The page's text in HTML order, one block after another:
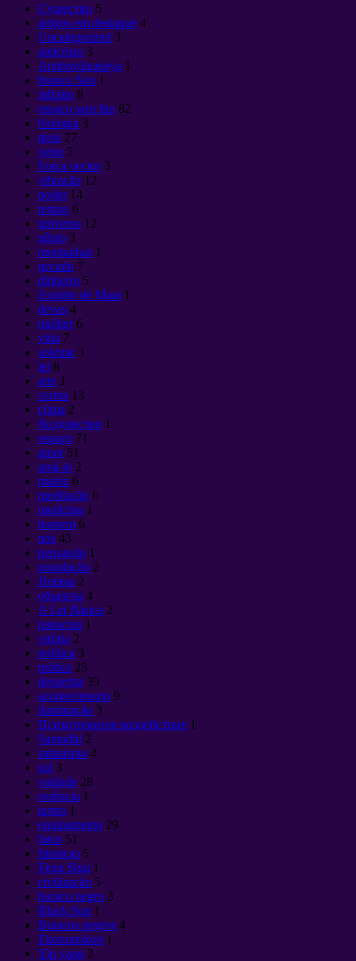
Cущество 5
artigos em destaque 4
Uncategorized 3
anticristo 3
Antitsivilizatsiya 1
branco Sun 1
infinito 8
espaço sem fim 82
biologia 3
deus 27
vetor 5
Força vector 3
vibração 12
poder 14
tempo 6
universo 12
gênio 3
montanhas 1
pecado 7
dinheiro 5
Espírito de Maat 1
devas 4
mulher 6
vida 7
soletrar 3
lei 8
arte 1
carma 13
clima 2
Колдовство 1
espaço 71
amor 51
amá-lo 2
matriz 6
meditação 6
medicina 1
homem 6
nós 43
pensando 1
população 2
Нервы 2
объекты 4
A Lei Básica 2
panaceia 1
vitória 2
política 3
prática 25
despertar 39
acontecimento 9
iluminação 3
Психотронное воздействие 1
Samadhi 2
satanismo 4
sol 3
vaidade 28
essência 1
tantra 1
equipamento 29
fatos 51
finanças 5
Feng Shui 1
civilização 5
buraco negro 3
Black Sun 1
Buracos negros 4
Ekonomikon 1
Yin yang 2